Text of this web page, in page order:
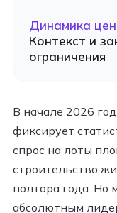
Динамика
Контекст и
ограничения
В начале 2026
фиксирует
спрос на лоты
строительство
полтора года. Но
абсолютным